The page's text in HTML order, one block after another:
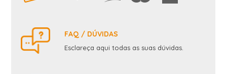
FAQ / DÚVIDAS
Esclareça aqui todas as suas dúvidas.